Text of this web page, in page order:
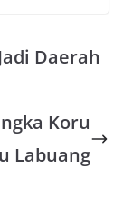
Daerah
Koru
Labuang